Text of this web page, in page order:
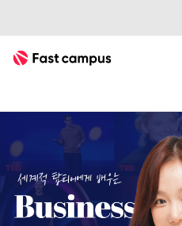
Fast Campus
패스트캠퍼스
비즈니스영어